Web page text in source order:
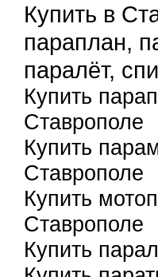
Купить в
параплан,
паралёт,
Купить
Ставрополе
Купить
Ставрополе
Купить
Ставрополе
Купить